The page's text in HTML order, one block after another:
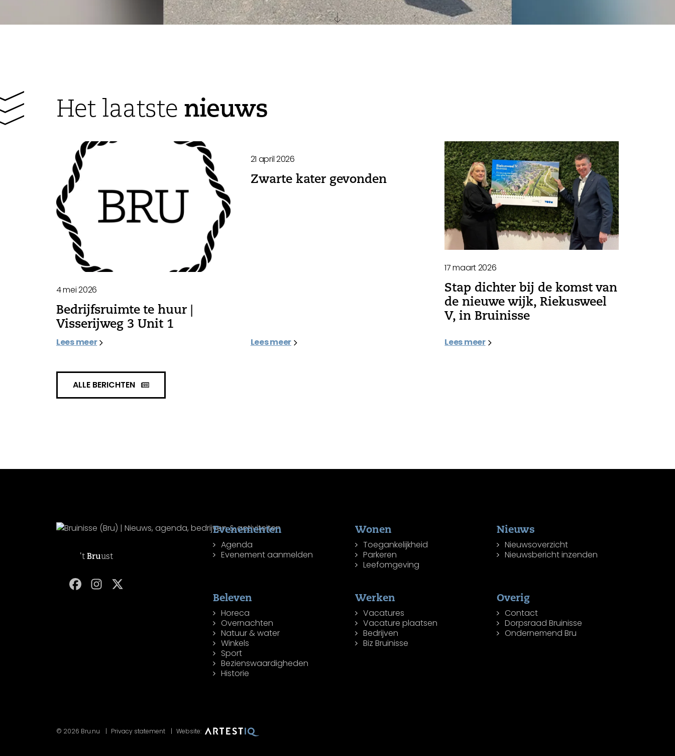
Het laatste nieuws
4 mei 2026
Bedrijfsruimte te huur |
Visserijweg 3 Unit 1
Lees meer
21 april 2026
Zwarte kater gevonden
Lees meer
17 maart 2026
Stap dichter bij de komst van
de nieuwe wijk, Riekusweel
V, in Bruinisse
Lees meer
ALLE BERICHTEN
't Bruust
Evenementen
Agenda
Evenement aanmelden
Wonen
Toegankelijkheid
Parkeren
Leefomgeving
Nieuws
Nieuwsoverzicht
Nieuwsbericht inzenden
Beleven
Horeca
Overnachten
Natuur & water
Winkels
Sport
Bezienswaardigheden
Historie
Werken
Vacatures
Vacature plaatsen
Bedrijven
Biz Bruinisse
Overig
Contact
Dorpsraad Bruinisse
Ondernemend Bru
© 2026 Bru.nu Privacy statement Website: